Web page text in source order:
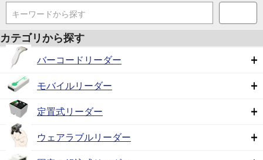
キーワードから探す
カテゴリから探す
バーコードリーダー
モバイルリーダー
定置式リーダー
ウェアラブルリーダー